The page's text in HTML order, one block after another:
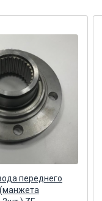
переднего